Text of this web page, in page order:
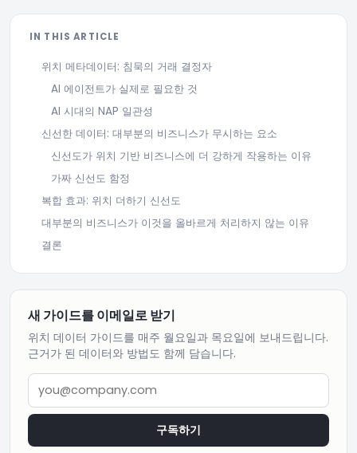
IN THIS ARTICLE
위치 메타데이터: 침묵의 거래 결정자
AI 에이전트가 실제로 필요한 것
AI 시대의 NAP 일관성
신선한 데이터: 대부분의 비즈니스가 무시하는 요소
신선도가 위치 기반 비즈니스에 더 강하게 작용하는 이유
가짜 신선도 함정
복합 효과: 위치 더하기 신선도
대부분의 비즈니스가 이것을 올바르게 처리하지 않는 이유
결론
새 가이드를 이메일로 받기
위치 데이터 가이드를 매주 월요일과 목요일에 보내드립니다.
근거가 된 데이터와 방법도 함께 담습니다.
you@company.com
구독하기